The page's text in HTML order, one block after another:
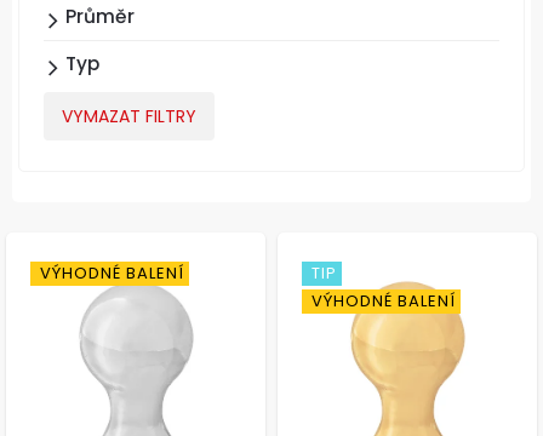
Průměr
Typ
VYMAZAT FILTRY
VÝHODNÉ BALENÍ
TIP
VÝHODNÉ BALENÍ